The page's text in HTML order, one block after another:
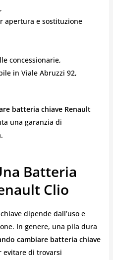
apertura e sostituzione
concessionarie,
in Viale Abruzzi 92,
batteria chiave Renault
una garanzia di
Batteria
Clio
dipende dall’uso e
In genere, una pila dura
cambiare batteria chiave
evitare di trovarsi